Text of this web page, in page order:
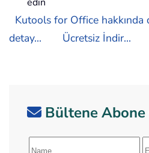
Kutools for Office hakkında
detay...
Ücretsiz İndir...
Bültene